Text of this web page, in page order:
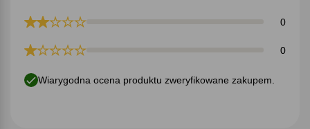
0
0
Wiarygodna ocena produktu zweryfikowane zakupem.